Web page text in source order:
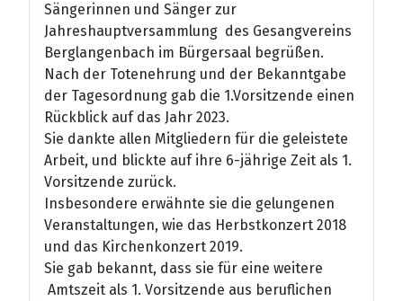
Sängerinnen und Sänger zur
Jahreshauptversammlung des Gesangvereins
Berglangenbach im Bürgersaal begrüßen.
Nach der Totenehrung und der Bekanntgabe
der Tagesordnung gab die 1.Vorsitzende einen
Rückblick auf das Jahr 2023.
Sie dankte allen Mitgliedern für die geleistete
Arbeit, und blickte auf ihre 6-jährige Zeit als 1.
Vorsitzende zurück.
Insbesondere erwähnte sie die gelungenen
Veranstaltungen, wie das Herbstkonzert 2018
und das Kirchenkonzert 2019.
Sie gab bekannt, dass sie für eine weitere
Amtszeit als 1. Vorsitzende aus beruflichen